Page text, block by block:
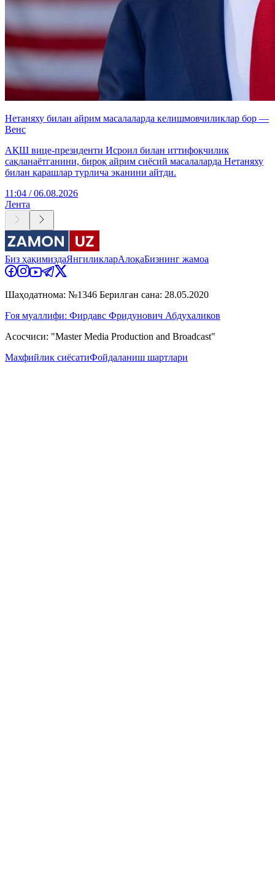
Нетаняху билан айрим масалаларда келишмовчиликлар бор —
Венс
АҚШ вице-президенти Исроил билан иттифоқчилик
сақланаётганини, бироқ айрим сиёсий масалаларда Нетаняху
билан қарашлар турлича эканини айтди.
11:04 / 06.08.2026
Лента
Биз ҳақимиздаЯнгиликларАлоқаБизнинг жамоа
Шаҳодатнома: №1346 Берилган сана: 28.05.2020
Ғоя муаллифи: Фирдавс Фридунович Абдухаликов
Асосчиси: "Master Media Production and Broadcast"
Махфийлик сиёсатиФойдаланиш шартлари